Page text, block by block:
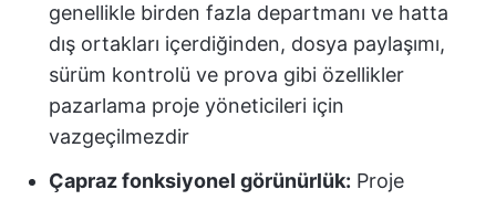
genellikle birden fazla departmanı ve hatta
dış ortakları içerdiğinden, dosya paylaşımı,
sürüm kontrolü ve prova gibi özellikler
pazarlama proje yöneticileri için
vazgeçilmezdir
Çapraz fonksiyonel görünürlük: Proje